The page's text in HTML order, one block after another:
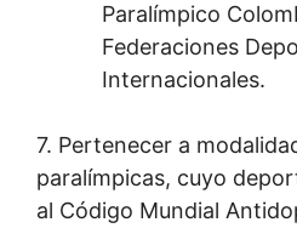
Paralímpico
Federaciones
Internacionales.
7. Pertenecer a
paralímpicas, cuyo
al Código Mundial